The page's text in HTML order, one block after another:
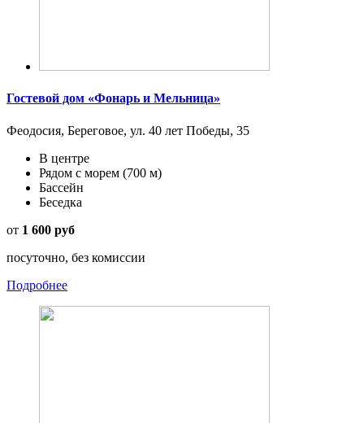
Гостевой дом «Фонарь и Мельница»
Феодосия, Береговое, ул. 40 лет Победы, 35
В центре
Рядом с морем (700 м)
Бассейн
Беседка
от 1 600 руб
посуточно, без комиссии
Подробнее